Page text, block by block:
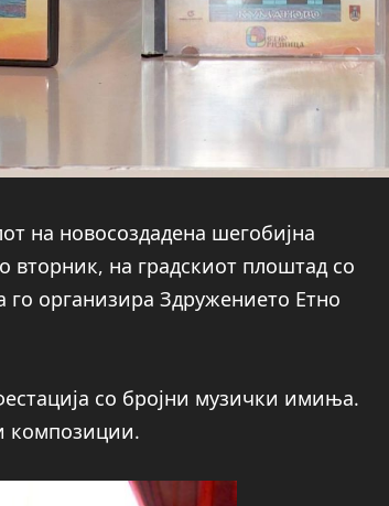
на новосоздадена шегобијна
вторник, на градскиот плоштад со
го организира Здружението Етно
со бројни музички имиња.
композиции.